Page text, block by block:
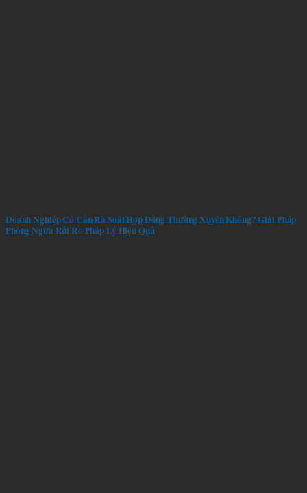
Doanh Nghiệp Có Cần Rà Soát Hợp Đồng Thường Xuyên Không? Giải Pháp
Phòng Ngừa Rủi Ro Pháp Lý Hiệu Quả